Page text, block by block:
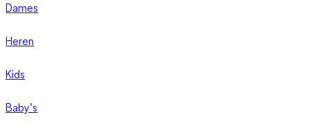
Dames
Heren
Kids
Baby’s